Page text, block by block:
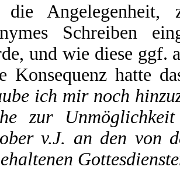
die Angelegenheit,
Schreiben
und wie diese ggf.
Konsequenz hatte
ich mir noch
zur
v.J. an den von